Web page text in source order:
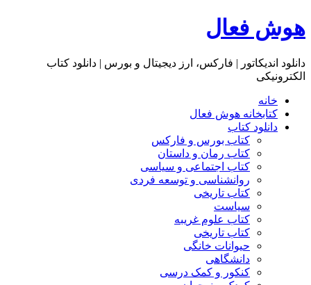
هوش فعال
دانلود اندیکاتور | فارکس، ارز دیجیتال و بورس | دانلود کتاب
الکترونیکی
خانه
کتابخانه هوش فعال
دانلود کتاب
کتاب بورس و فارکس
کتاب رمان و داستان
کتاب اجتماعی و سیاسی
روانشناسی و توسعه فردی
کتاب تاریخی
سیاست
کتاب علوم غریبه
کتاب تاریخی
حیوانات خانگی
دانشگاهی
کنکور و کمک‌ درسی